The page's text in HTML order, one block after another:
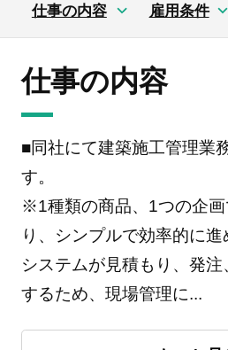
仕事の内容 雇用条件
仕事の内容
■同社にて建築施工管理業
す。
※1種類の商品、1つの企
り、シンプルで効率的に進
システムが見積もり、発
するため、現場管理に...